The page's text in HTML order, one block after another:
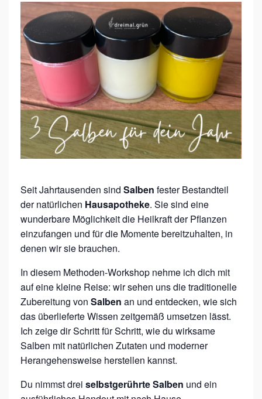
3
S
A
L
B
E
N
F
Ü
D
E
I
N
J
A
H
R
–
D
E
I
Seit Jahrtausenden sind Salben fester Bestandteil
der natürlichen Hausapotheke. Sie sind eine
wunderbare Möglichkeit die Heilkraft der Pflanzen
einzufangen und für die Momente bereitzuhalten, in
denen wir sie brauchen.
In diesem Methoden-Workshop nehme ich dich mit
auf eine kleine Reise: wir sehen uns die traditionelle
Zubereitung von Salben an und entdecken, wie sich
das überlieferte Wissen zeitgemäß umsetzen lässt.
Ich zeige dir Schritt für Schritt, wie du wirksame
Salben mit natürlichen Zutaten und moderner
Herangehensweise herstellen kannst.
Du nimmst drei selbstgerührte Salben und ein